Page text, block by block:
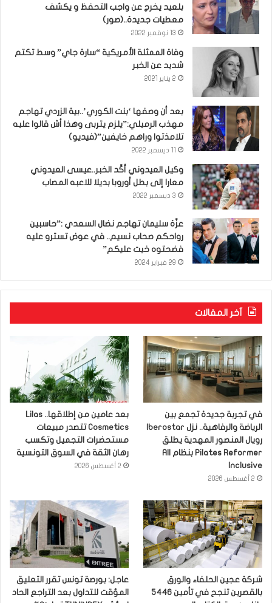
بلعيد يخرج عن واجب التحفظ و يكشف
معطيات جديدة..(صور)
13 نوفمبر 2022
وفاة الممثلة الأمريكية “سارة جاي” وسط تكتم
شديد عن الخبر
2 يناير 2021
بعد أن وصفها ‘بنت الكوري’..بية الزردي تهاجم
مهذب الرميلي:”يلزم يتربى وهذا أش قالوا عليه
تلامذتوا وراهم خايفين”(فيديو)
وكيل العيدوني أكّد الخبر..عيسى العيدوني
معارا إلى بطل أوروبا بديلا للاعبه المصاب
3 ديسمبر 2022
عزّة سليمان تهاجم نضال السعدي :”حاسبين
رواحكم صحاب نسيم.. في عوض تسترو عليه
فضحتوه خيت عليكم”
29 فبراير 2024
آخر المقالات
في تجربة جديدة تجمع بين
رويال المنصور المهدية يطلق
Pilates Reformer بنظام All
Inclusive
2 أغسطس 2026
بعد عامين من إطلاقها.. Lilas
Cosmetics تتصدر مبيعات
مستحضرات التجميل وتكسب
رهان الثقة في السوق التونسية
2 أغسطس 2026
شركة عجين الحلفاء والورق
بالقصرين تنجح في تأمين 5446
عاجل: بورصة تونس تقرر التعليق
المؤقت للتداول بعد التراجع الحاد